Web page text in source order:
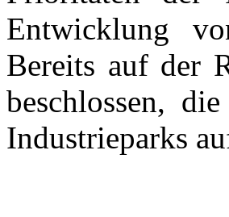
Entwicklung
Bereits auf der
beschlossen,
Industrieparks